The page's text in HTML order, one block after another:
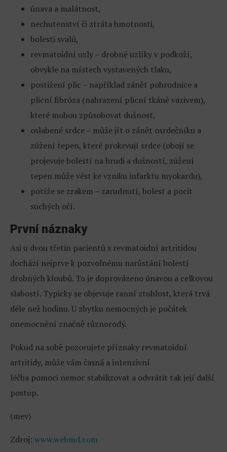
únava a malátnost,
nechutenství či ztráta hmotnosti,
bolesti svalů,
revmatoidní uzly – drobné uzlíky v podkoží,
obvykle na místech vystavených tlaku,
postižení plic – například zánět pohrudnice a
plicní fibróza (nahrazení plicní tkáně vazivem),
které mohou způsobovat dušnost,
oslabené srdce – může jít o zánět osrdečníku a
zúžení tepen, které prokrvují srdce (obojí se
projevuje bolestí na hrudi a dušností, zúžení
tepen může vést ke vzniku infarktu myokardu),
potíže se zrakem – zarudnutí, bolest a pocit
suchých očí.
První náznaky
Asi u dvou třetin pacientů s revmatoidní artritidou
dochází nejprve k pozvolnému narůstání bolestí
drobných kloubů. To je doprovázeno únavou a celkovou
slabostí. Typicky se objevuje ranní ztuhlost, která trvá
déle než hodinu. U zbytku nemocných je počátek
onemocnění značně různorodý.
Pokud na sobě pozorujete příznaky revmatoidní
artritidy, může vám časná a intenzivní
léčba pomoci nemoc stabilizovat a odvrátit tak její další
postup.
(mev)
Zdroj: www.webmd.com